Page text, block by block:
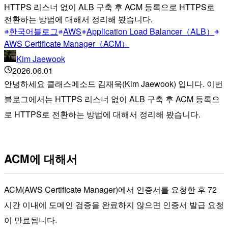
HTTPS 리스너 없이 ALB 구축 후 ACM 등록으로 HTTPS로
전환하는 방법에 대해서 정리해 봤습니다.
한국어블로그 AWS Application Load Balancer（ALB）
AWS Certificate Manager（ACM）
Kim Jaewook
2026.06.01
안녕하세요 클래스메소드 김재욱(Kim Jaewook) 입니다. 이번
블로그에서는 HTTPS 리스너 없이 ALB 구축 후 ACM 등록으
로 HTTPS로 전환하는 방법에 대해서 정리해 봤습니다.
ACM에 대해서
ACM(AWS Certificate Manager)에서 인증서를 요청한 후 72
시간 이내에 도메인 검증을 완료하지 않으면 인증서 발급 요청
이 만료됩니다.